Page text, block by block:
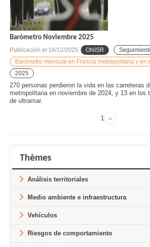
Barómetro Noviembre 2025
Publicación el 16/12/2025 ONISR
Barómetro mensual en Francia metropolitana y en
2025
270 personas perdieron la vida en las carreteras
metropolitana en noviembre de 2024, y 13 en los
de ultramar.
Pagination
Page
1
Next
››
Thèmes
Análisis territoriales
Medio ambiente e infraestructura
Vehículos
Riesgos de comportamiento